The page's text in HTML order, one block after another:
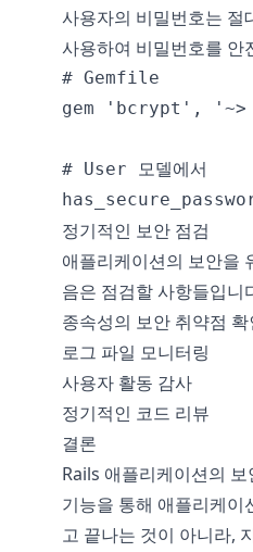
사용자의 비밀번호는
사용하여 비밀번호를 안
# Gemfile
gem 'bcrypt',
# User 모델에서
정기적인 보안 점검
애플리케이션의 보안을
음은 점검할 사항들입니
종속성의 보안 취약점 확
로그 파일 모니터링
사용자 활동 감사
정기적인 코드 리뷰
결론
Rails 애플리케이션의
기능을 통해 애플리케이
고 끝나는 것이 아니라,